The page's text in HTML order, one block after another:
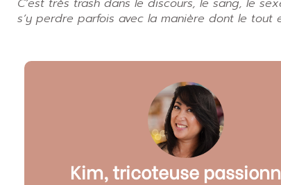
s’y perdre parfois avec la manière dont le tout
Kim, tricoteuse